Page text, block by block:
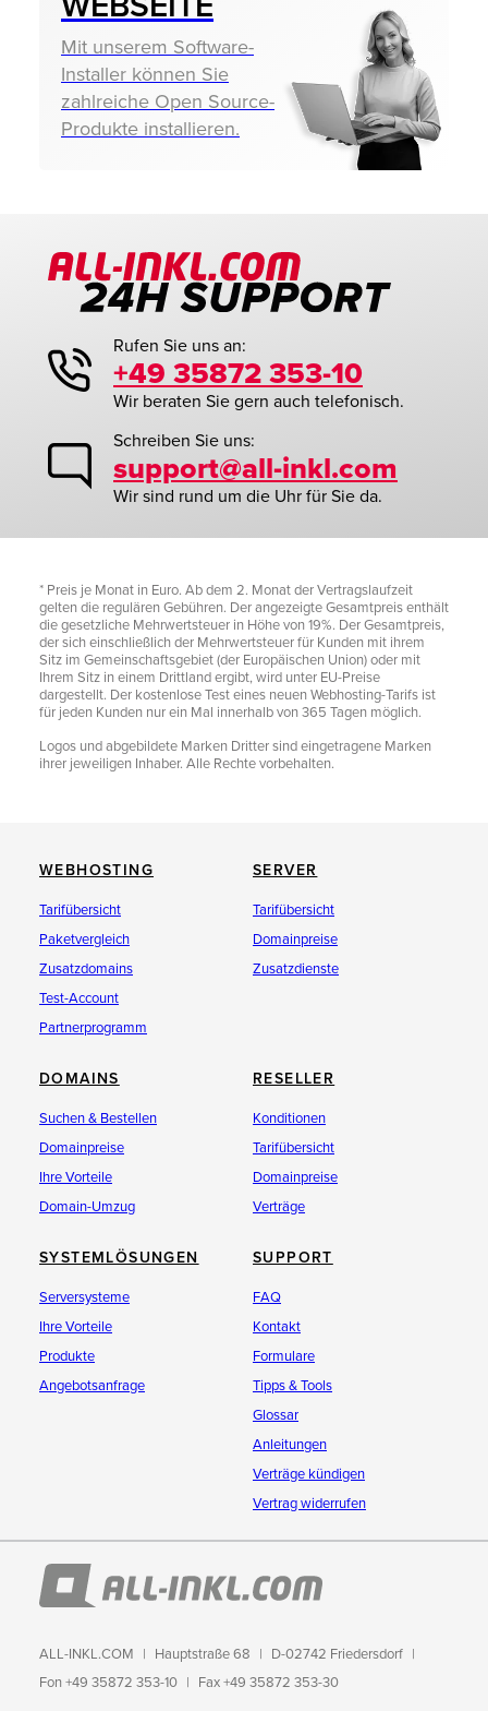
Mit unserem Software-
Installer können Sie
zahlreiche Open Source-
Produkte installieren.
Rufen Sie uns an:
+49 35872 353-10
Wir beraten Sie gern auch telefonisch.
Schreiben Sie uns:
support@all-inkl.com
Wir sind rund um die Uhr für Sie da.
* Preis je Monat in Euro. Ab dem 2. Monat der Vertragslaufzeit
gelten die regulären Gebühren. Der angezeigte Gesamtpreis enthält
die gesetzliche Mehrwertsteuer in Höhe von 19%. Der Gesamtpreis,
der sich einschließlich der Mehrwertsteuer für Kunden mit ihrem
Sitz im Gemeinschaftsgebiet (der Europäischen Union) oder mit
Ihrem Sitz in einem Drittland ergibt, wird unter EU-Preise
dargestellt. Der kostenlose Test eines neuen Webhosting-Tarifs ist
für jeden Kunden nur ein Mal innerhalb von 365 Tagen möglich.
Logos und abgebildete Marken Dritter sind eingetragene Marken
ihrer jeweiligen Inhaber. Alle Rechte vorbehalten.
WEBHOSTING
Tarifübersicht
Paketvergleich
Zusatzdomains
Test-Account
Partnerprogramm
SERVER
Tarifübersicht
Domainpreise
Zusatzdienste
DOMAINS
Suchen & Bestellen
Domainpreise
Ihre Vorteile
Domain-Umzug
RESELLER
Konditionen
Tarifübersicht
Domainpreise
Verträge
SYSTEMLÖSUNGEN
Serversysteme
Ihre Vorteile
Produkte
Angebotsanfrage
SUPPORT
FAQ
Kontakt
Formulare
Tipps & Tools
Glossar
Anleitungen
Verträge kündigen
Vertrag widerrufen
ALL-INKL.COM Hauptstraße 68
D-02742 Friedersdorf
Fon +49 35872 353-10
Fax +49 35872 353-30